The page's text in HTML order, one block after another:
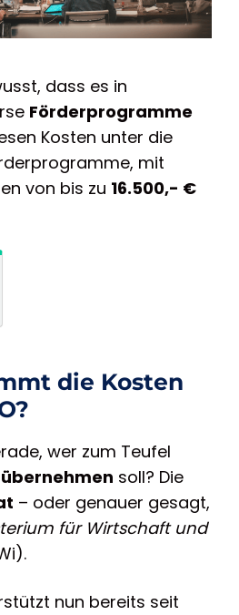
dass es in
Förderprogramme
Kosten unter die
mit
von bis zu 16.500,- €
die Kosten
wer zum Teufel
soll? Die
– oder genauer gesagt,
für Wirtschaft und
nun bereits seit